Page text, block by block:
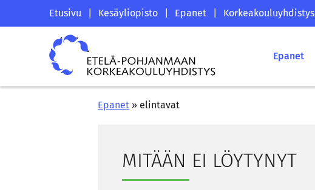
Etelä-
Pohjanmaan
korkeakouluyhdistyksen
saapumissivu
Etusivu Kesäyliopisto Epanet Korkeakouluyhdistys
Etelä-
Pohjanmaan
korkeakouluyhdistys
Epanet
Epanet » elintavat
MI­TÄÄN EI LÖY­TY­NYT